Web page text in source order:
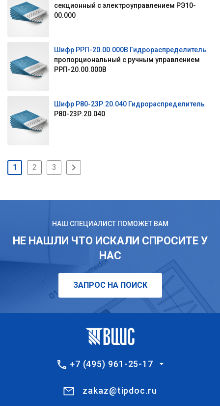
секционный с электроуправлением РЭ10-
00.000
Шифр РРП-20.00.000В Гидрораспределитель
пропорциональный с ручным управлением
РРП-20.00.000В
Шифр Р80-23Р.20.040 Гидрораспределитель
Р80-23Р.20.040
1 2 3
НАШ СПЕЦИАЛИСТ ПОМОЖЕТ ВАМ
НЕ НАШЛИ ЧТО ИСКАЛИ СПРОСИТЕ У
НАС
ЗАПРОС НА ПОИСК
+7 (495) 961-25-17
zakaz@tipdoc.ru